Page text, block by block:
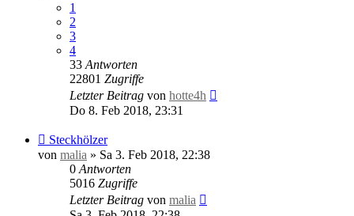
1
2
3
4
33 Antworten
22801 Zugriffe
Letzter Beitrag von hotte4h
Do 8. Feb 2018, 23:31
Steckhölzer
von malia » Sa 3. Feb 2018, 22:38
0 Antworten
5016 Zugriffe
Letzter Beitrag von malia